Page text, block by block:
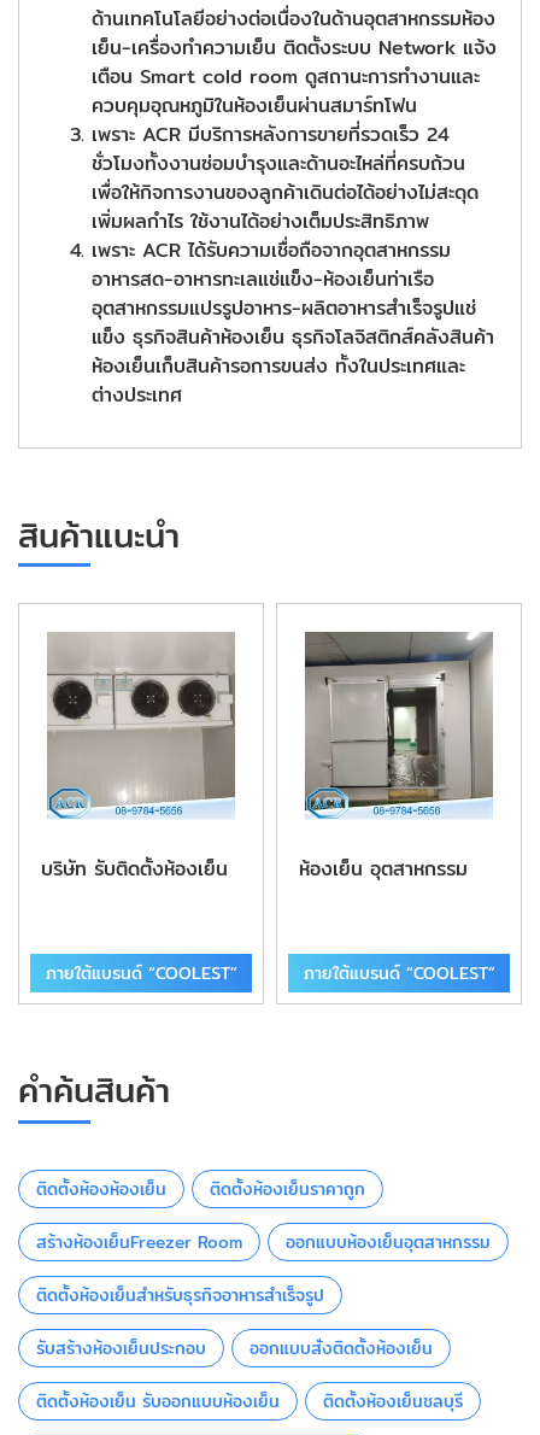
ด้านเทคโนโลยีอย่างต่อเนื่องในด้านอุตสาหกรรมห้อง
เย็น-เครื่องทำความเย็น ติดตั้งระบบ Network แจ้ง
เตือน Smart cold room ดูสถานะการทำงานและ
ควบคุมอุณหภูมิในห้องเย็นผ่านสมาร์ทโฟน
เพราะ ACR มีบริการหลังการขายที่รวดเร็ว 24
ชั่วโมงทั้งงานซ่อมบำรุงและด้านอะไหล่ที่ครบถ้วน
เพื่อให้กิจการงานของลูกค้าเดินต่อได้อย่างไม่สะดุด
เพิ่มผลกำไร ใช้งานได้อย่างเต็มประสิทธิภาพ
เพราะ ACR ได้รับความเชื่อถือจากอุตสาหกรรม
อาหารสด-อาหารทะเลแช่แข็ง-ห้องเย็นท่าเรือ
อุตสาหกรรมแปรรูปอาหาร-ผลิตอาหารสำเร็จรูปแช่
แข็ง ธุรกิจสินค้าห้องเย็น ธุรกิจโลจิสติกส์คลังสินค้า
ห้องเย็นเก็บสินค้ารอการขนส่ง ทั้งในประเทศและ
ต่างประเทศ
สินค้าแนะนำ
บริษัท รับติดตั้งห้องเย็น
ภายใต้แบรนด์ “COOLEST”
ห้องเย็น อุตสาหกรรม
ภายใต้แบรนด์ “COOLEST”
คำค้นสินค้า
ติดตั้งห้องห้องเย็น
ติดตั้งห้องเย็นราคาถูก
สร้างห้องเย็นFreezer Room
ออกแบบห้องเย็นอุตสาหกรรม
ติดตั้งห้องเย็นสำหรับธุรกิจอาหารสำเร็จรูป
รับสร้างห้องเย็นประกอบ
ออกแบบสั่งติดตั้งห้องเย็น
ติดตั้งห้องเย็น รับออกแบบห้องเย็น
ติดตั้งห้องเย็นชลบุรี